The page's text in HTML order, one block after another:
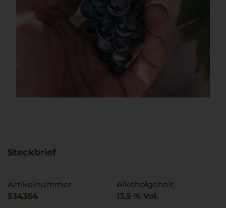
Steckbrief
Artikelnummer
534364
Alkoholgehalt
13,5 % Vol.